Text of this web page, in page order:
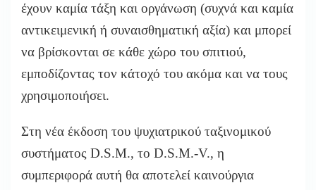
έχουν καμία τάξη και οργάνωση (συχνά και καμία
αντικειμενική ή συναισθηματική αξία) και μπορεί
να βρίσκονται σε κάθε χώρο του σπιτιού,
εμποδίζοντας τον κάτοχό του ακόμα και να τους
χρησιμοποιήσει.
Στη νέα έκδοση του ψυχιατρικού ταξινομικού
συστήματος D.S.M., το D.S.M.-V., η
συμπεριφορά αυτή θα αποτελεί καινούργια